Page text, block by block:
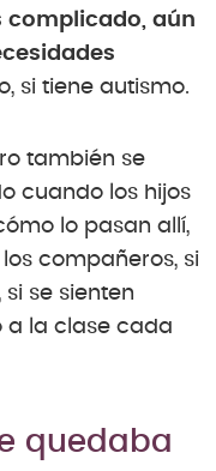
complicado, aún
si tiene autismo.
también se
cuando los hijos
lo pasan allí,
compañeros, si
se sienten
a la clase cada
quedaba